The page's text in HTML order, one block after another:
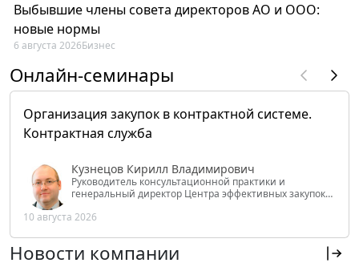
Выбывшие члены совета директоров АО и ООО:
новые нормы
6 августа 2026Бизнес
Онлайн-семинары
Организация закупок в контрактной системе.
Контрактная служба
Кузнецов Кирилл Владимирович
Руководитель консультационной практики и
генеральный директор Центра эффективных закупок
РФ
10 августа 2026
Новости компании